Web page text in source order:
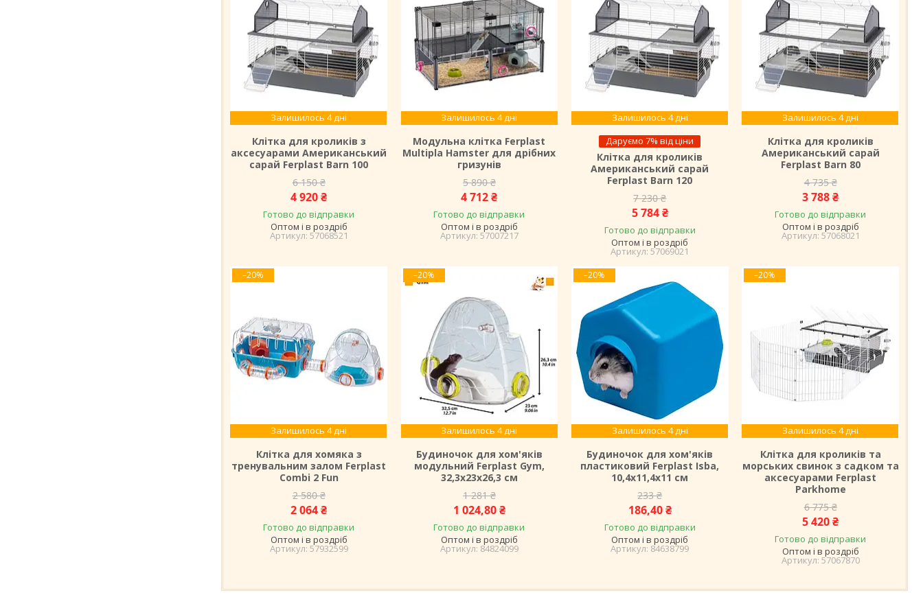
Залишилось 4 дні
Клітка для кроликів з
аксесуарами Американський
сарай Ferplast Barn 100
6 150 ₴
4 920 ₴
Готово до відправки
Оптом і в роздріб
57068521
Залишилось 4 дні
Модульна клітка Ferplast
Multipla Hamster для дрібних
гризунів
5 890 ₴
4 712 ₴
Готово до відправки
Оптом і в роздріб
57007217
Залишилось 4 дні
Даруємо 7% від ціни
Клітка для кроликів
Американський сарай
Ferplast Barn 120
7 230 ₴
5 784 ₴
Готово до відправки
Оптом і в роздріб
57069021
Залишилось 4 дні
Клітка для кроликів
Американський сарай
Ferplast Barn 80
4 735 ₴
3 788 ₴
Готово до відправки
Оптом і в роздріб
57068021
–20%
Залишилось 4 дні
Клітка для хомяка з
тренувальним залом Ferplast
Combi 2 Fun
2 580 ₴
2 064 ₴
Готово до відправки
Оптом і в роздріб
57932599
–20%
Залишилось 4 дні
Будиночок для хом'яків
модульний Ferplast Gym,
32,3х23х26,3 см
1 281 ₴
1 024,80 ₴
Готово до відправки
Оптом і в роздріб
84824099
–20%
Залишилось 4 дні
Будиночок для хом'яків
пластиковий Ferplast Isba,
10,4х11,4х11 см
233 ₴
186,40 ₴
Готово до відправки
Оптом і в роздріб
84638799
–20%
Залишилось 4 дні
Клітка для кроликів та
морських свинок з садком та
аксесуарами Ferplast
Parkhome
6 775 ₴
5 420 ₴
Готово до відправки
Оптом і в роздріб
57067870